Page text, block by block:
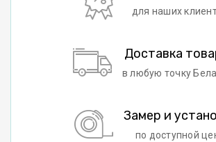
для наших
Доставка
в любую точку
Замер и
по доступной